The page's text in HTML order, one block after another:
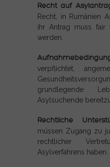
Recht auf
Recht, in Rumänien
ihr Antrag muss fair
werden.
verpflichtet,
grundlegende
Asylsuchende
Rechtliche
müssen Zugang zu
rechtlicher
Asylverfahrens haben.